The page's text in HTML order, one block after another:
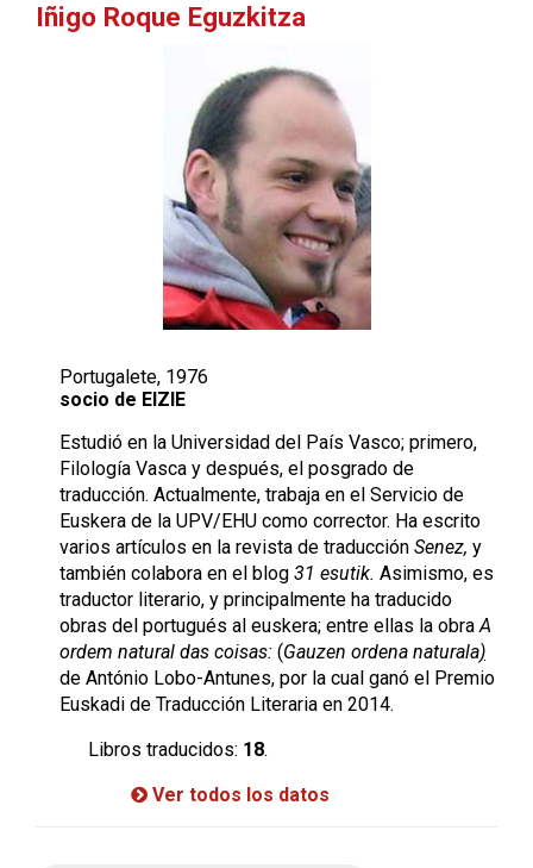
Iñigo Roque Eguzkitza
Portugalete, 1976
socio de EIZIE
Estudió en la Universidad del País Vasco; primero,
Filología Vasca y después, el posgrado de
traducción. Actualmente, trabaja en el Servicio de
Euskera de la UPV/EHU como corrector. Ha escrito
varios artículos en la revista de traducción Senez, y
también colabora en el blog 31 esutik. Asimismo, es
traductor literario, y principalmente ha traducido
obras del portugués al euskera; entre ellas la obra A
ordem natural das coisas: (Gauzen ordena naturala)
de António Lobo-Antunes, por la cual ganó el Premio
Euskadi de Traducción Literaria en 2014.
Libros traducidos: 18.
Ver todos los datos